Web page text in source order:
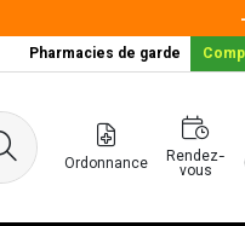
-
Pharmacies de garde
Ordonnance Rendez-
vous